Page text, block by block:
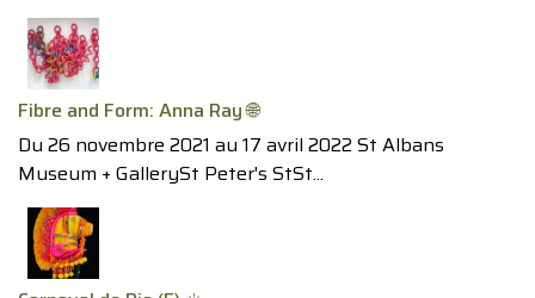
Fibre and Form: Anna Ray 🌐
Du 26 novembre 2021 au 17 avril 2022 St Albans
Museum + GallerySt Peter's StSt...